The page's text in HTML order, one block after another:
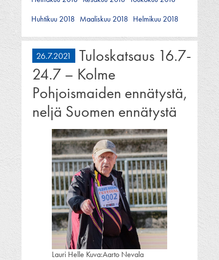
Huhtikuu 2018 Maaliskuu 2018 Helmikuu 2018
26.7.2021
Tuloskatsaus 16.7-
24.7 – Kolme
Pohjoismaiden ennätystä,
neljä Suomen ennätystä
Lauri Helle Kuva:Aarto Nevala